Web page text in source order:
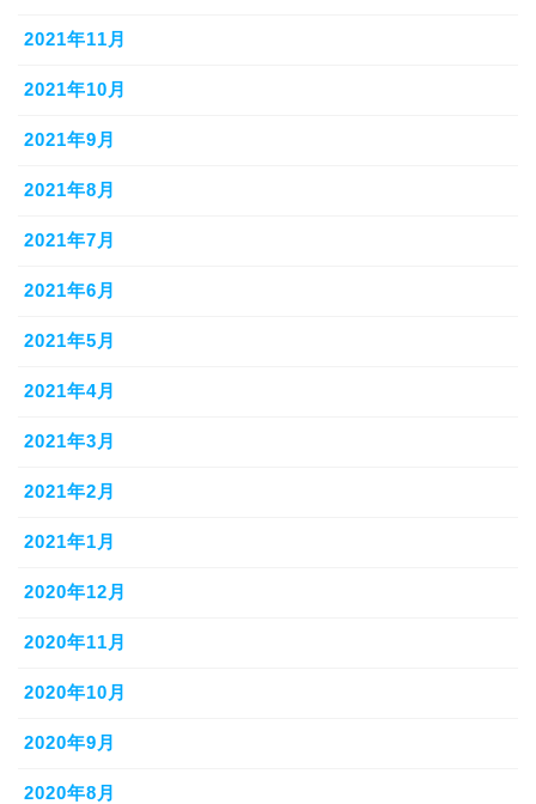
2021年11月
2021年10月
2021年9月
2021年8月
2021年7月
2021年6月
2021年5月
2021年4月
2021年3月
2021年2月
2021年1月
2020年12月
2020年11月
2020年10月
2020年9月
2020年8月